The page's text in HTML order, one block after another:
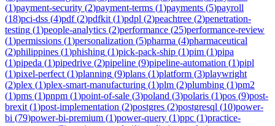
(1)payment-security (2)payment-terms (1)payments (5)payroll
(18)pci-dss (4)pdf(2)pdfkit (1)pdpl (2)peachtree (2)penetration-
testing (1)people-analytics (2)performance (25)performance-review
(1)permissions (1)personalization (5)pharma (4)pharmaceutical
(2)philippines (1)phishing (1)pick-pack-ship (1)pim (1)pipa
(1)pipeda (1)pipedrive (2)pipeline (9)pipeline-automation (1)pipl
(1)pixel-perfect (1)planning (9)plans (1)platform (3)playwright
(2)plex (1)plex-smart-manufacturing (1)plm (2)plumbing (1)pm2
(1)pms (1)pnpm (1)point-of-sale (3)poland (3)polaris (1)pos (9)post-
brexit (1)post-implementation (2)postgres (2)postgresql (10)power-
bi (79)power-bi-premium (1)power-query (1)ppc (1)practice-